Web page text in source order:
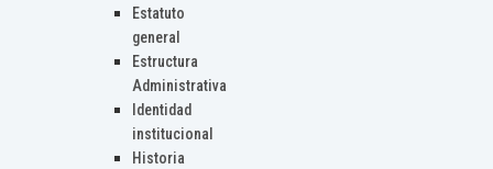
Estatuto
general
Estructura
Administrativa
Identidad
institucional
Historia